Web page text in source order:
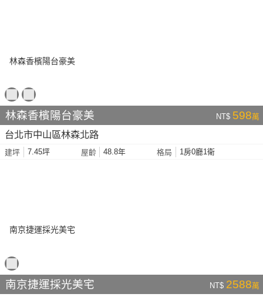
林森香檳陽台豪美 NT$ 598萬
台北市中山區林森北路
建坪 7.45坪 屋齡 48.8年 格局 1房0廳1衛
南京捷運採光美宅 NT$ 2588萬